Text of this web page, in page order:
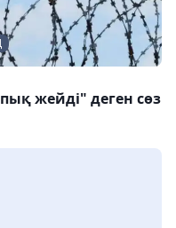
жейді" деген сөз